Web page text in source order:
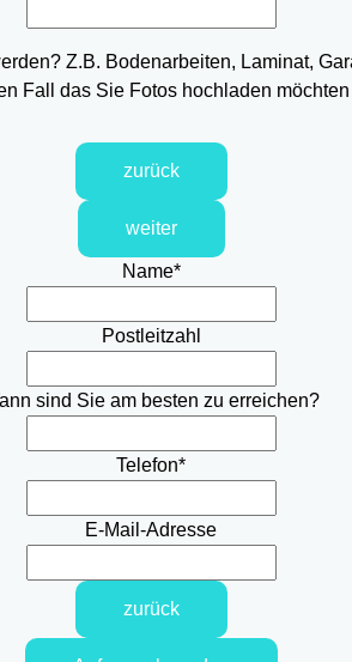
Z.B. Bodenarbeiten, Laminat,
Fall das Sie Fotos hochladen möchten
zurück
weiter
Name*
Postleitzahl
sind Sie am besten zu erreichen?
Telefon*
E-Mail-Adresse
zurück